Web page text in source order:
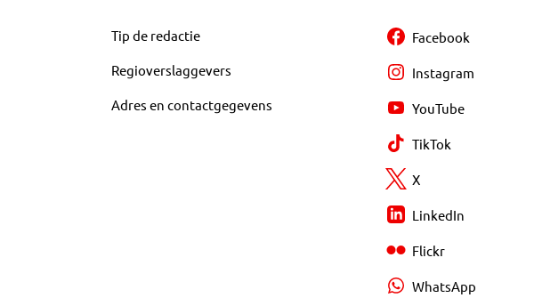
Tip de redactie
Regioverslaggevers
Adres en contactgegevens
Facebook
Instagram
YouTube
TikTok
X
LinkedIn
Flickr
WhatsApp